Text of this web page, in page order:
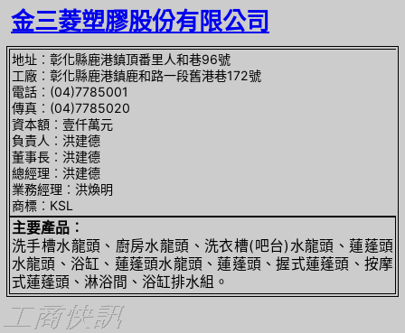
金三菱塑膠股份有限公司
地址︰彰化縣鹿港鎮頂番里人和巷96號
工廠︰彰化縣鹿港鎮鹿和路一段舊港巷172號
電話︰(04)7785001
傳真︰(04)7785020
資本額︰壹仟萬元
負責人︰洪建德
董事長︰洪建德
總經理︰洪建德
業務經理︰洪煥明
商標︰KSL
主要產品︰
洗手槽水龍頭、廚房水龍頭、洗衣槽(吧台)水龍頭、蓮蓬頭
水龍頭、浴缸、蓮蓬頭水龍頭、蓮蓬頭、握式蓮蓬頭、按摩
式蓮蓬頭、淋浴間、浴缸排水組。